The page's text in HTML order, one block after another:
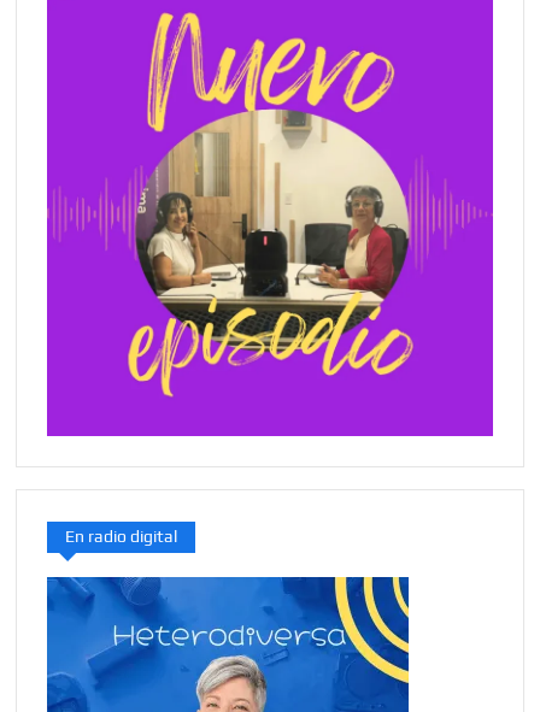
En radio digital